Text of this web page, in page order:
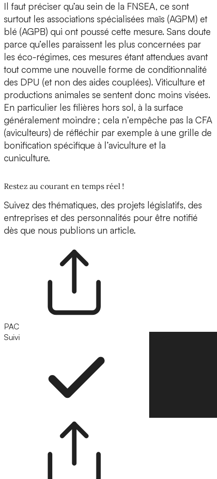
Il faut préciser qu’au sein de la FNSEA, ce sont
surtout les associations spécialisées maïs (AGPM) et
blé (AGPB) qui ont poussé cette mesure. Sans doute
parce qu’elles paraissent les plus concernées par
les éco-régimes, ces mesures étant attendues avant
tout comme une nouvelle forme de conditionnalité
des DPU (et non des aides couplées). Viticulture et
productions animales se sentent donc moins visées.
En particulier les filières hors sol, à la surface
généralement moindre ; cela n’empêche pas la CFA
(aviculteurs) de réfléchir par exemple à une grille de
bonification spécifique à l’aviculture et la
cuniculture.
Restez au courant en temps réel !
Suivez des thématiques, des projets législatifs, des
entreprises et des personnalités pour être notifié
dès que nous publions un article.
PAC
Suivi